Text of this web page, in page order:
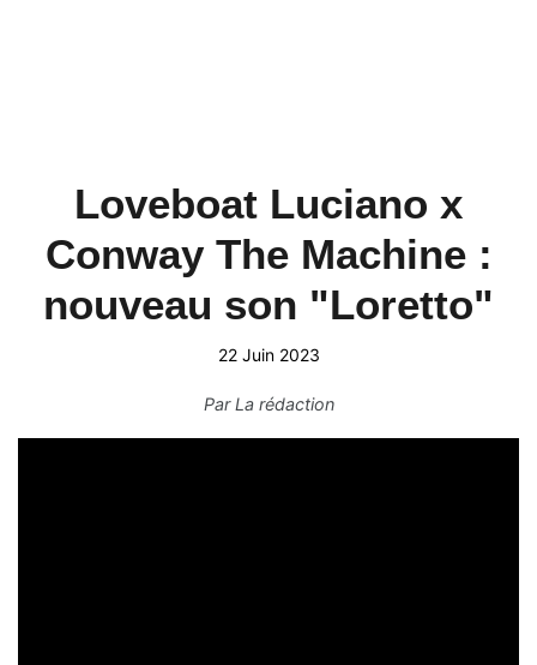
Loveboat Luciano x
Conway The Machine :
nouveau son "Loretto"
22 Juin 2023
ParLa rédaction